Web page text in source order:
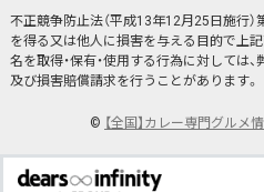
不正競争防止法（平成13年12月25日施行
を得る又は他人に損害を与える目的で上
名を取得・保有・使用する行為に対しては
及び損害賠償請求を行うことがあります。
© 【全国】カレー専門グルメ